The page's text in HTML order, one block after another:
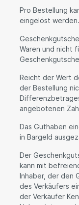
Pro Bestellung
eingelöst werden.
Waren und nicht
Reicht der Wert
der Bestellung
angebotenen
Das Guthaben
in Bargeld
Der
kann mit
Inhaber, der den
des Verkäufers
der Verkäufer